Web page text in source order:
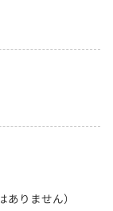
りません）